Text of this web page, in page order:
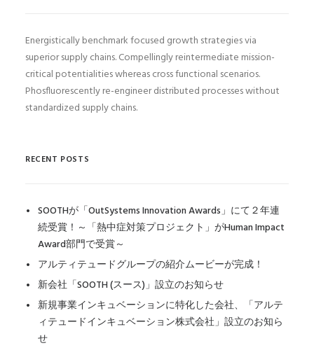
Energistically benchmark focused growth strategies via
superior supply chains. Compellingly reintermediate mission-
critical potentialities whereas cross functional scenarios.
Phosfluorescently re-engineer distributed processes without
standardized supply chains.
RECENT POSTS
SOOTHが「OutSystems Innovation Awards」にて２年連
続受賞！～「熱中症対策プロジェクト」がHuman Impact
Award部門で受賞～
アルティテュードグループの紹介ムービーが完成！
新会社「SOOTH (スース)」設立のお知らせ
新規事業インキュベーションに特化した会社、「アルテ
ィテュードインキュベーション株式会社」設立のお知ら
せ